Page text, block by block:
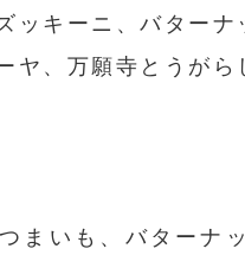
ッキーニ、バター
ヤ、万願寺とうが
まいも、バターナ